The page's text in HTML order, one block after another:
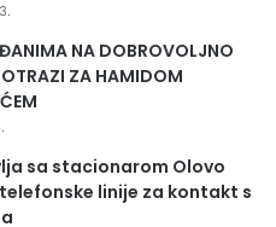
NA DOBROVOLJNO
ZA HAMIDOM
sa stacionarom Olovo
linije za kontakt s